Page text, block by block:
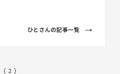
ひとさんの記事一覧
( 2 )